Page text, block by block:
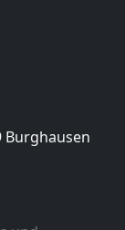
Burghausen